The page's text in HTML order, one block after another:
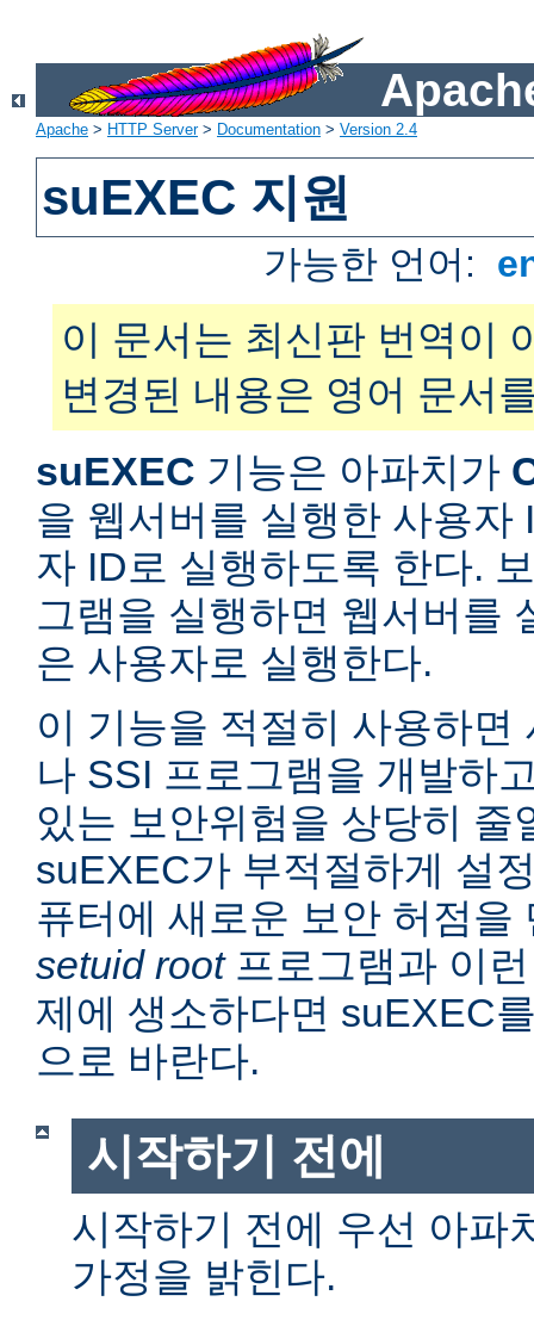
Apache > HTTP Server> Documentation > Version 2.4
suEXEC 지원
가능한 언어:
이 문서는 최신판 번역이
변경된 내용은 영어 문서
suEXEC 기능은 아파치가
을 웹서버를 실행한 사용자
자 ID로 실행하도록 한다.
그램을 실행하면 웹서버를
은 사용자로 실행한다.
이 기능을 적절히 사용하면
나 SSI 프로그램을 개발하
있는 보안위험을 상당히 줄
suEXEC가 부적절하게 설
퓨터에 새로운 보안 허점을
setuid root프로그램과 이
제에 생소하다면 suEXEC
으로 바란다.
시작하기 전에
시작하기 전에 우선 아파
가정을 밝힌다.